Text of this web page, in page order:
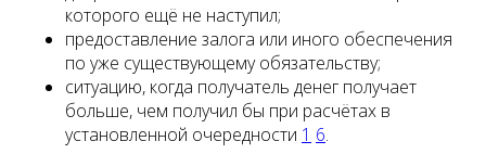
которого ещё не наступил;
предоставление залога или иного обеспечения
по уже существующему обязательству;
ситуацию, когда получатель денег получает
больше, чем получил бы при расчётах в
установленной очередности 1 6.